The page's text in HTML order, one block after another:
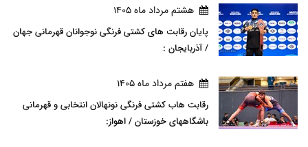
هشتم مرداد ماه 1405
پایان رقابت های کشتی فرنگی نوجوانان قهرمانی جهان
/ آذربایجان :
هفتم مرداد ماه 1405
رقابت هاب کشتی فرنگی نونهالان انتخابی و قهرمانی
باشگاههای خوزستان / اهواز: